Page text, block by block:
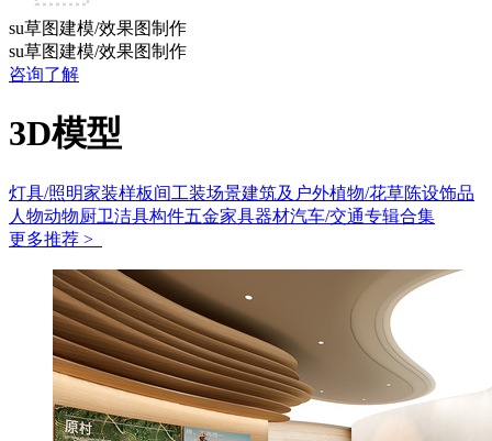
su草图建模/效果图制作
su草图建模/效果图制作
咨询了解
3D模型
灯具/照明家装样板间工装场景建筑及户外植物/花草陈设饰品
人物动物厨卫洁具构件五金家具器材汽车/交通专辑合集
更多推荐 >